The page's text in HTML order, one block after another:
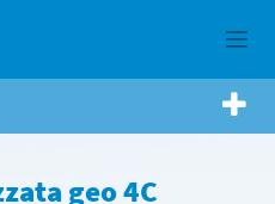
geo 4C